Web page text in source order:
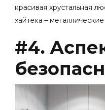
красивая хрустальная
хайтека –
#4.